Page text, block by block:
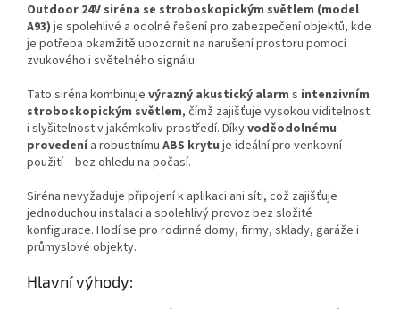
Outdoor 24V siréna se stroboskopickým světlem (model
A93) je spolehlivé a odolné řešení pro zabezpečení objektů, kde
je potřeba okamžitě upozornit na narušení prostoru pomocí
zvukového i světelného signálu.
Tato siréna kombinuje výrazný akustický alarm s intenzivním
stroboskopickým světlem, čímž zajišťuje vysokou viditelnost
i slyšitelnost v jakémkoliv prostředí. Díkyvoděodolnému
provedenía robustnímu ABS krytu je ideální pro venkovní
použití – bez ohledu na počasí.
Siréna nevyžaduje připojení k aplikaci ani síti, což zajišťuje
jednoduchou instalaci a spolehlivý provoz bez složité
konfigurace. Hodí se pro rodinné domy, firmy, sklady, garáže i
průmyslové objekty.
Hlavní výhody: